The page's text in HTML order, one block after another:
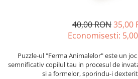
40,00 RON35,00
Economisesti: 5,00
Puzzle-ul "Ferma Animalelor" este un
semnificativ copilul tau in procesul de
si a formelor, sporindu-i